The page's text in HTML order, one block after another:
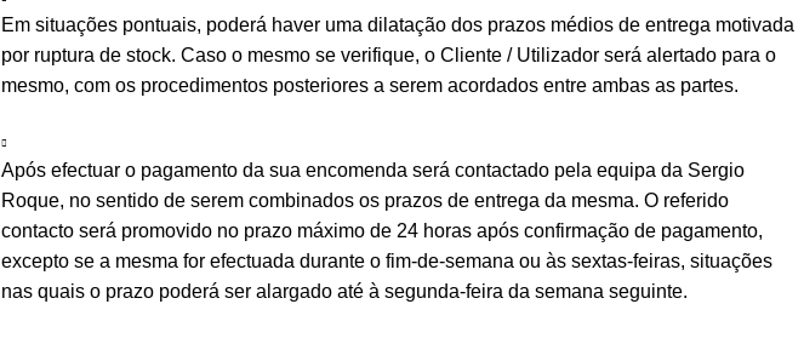
Em situações pontuais, poderá haver uma dilatação dos prazos médios de entrega motivada
por ruptura de stock. Caso o mesmo se verifique, o Cliente / Utilizador será alertado para o
mesmo, com os procedimentos posteriores a serem acordados entre ambas as partes.
Após efectuar o pagamento da sua encomenda será contactado pela equipa da Sergio
Roque, no sentido de serem combinados os prazos de entrega da mesma. O referido
contacto será promovido no prazo máximo de 24 horas após confirmação de pagamento,
excepto se a mesma for efectuada durante o fim-de-semana ou às sextas-feiras, situações
nas quais o prazo poderá ser alargado até à segunda-feira da semana seguinte.